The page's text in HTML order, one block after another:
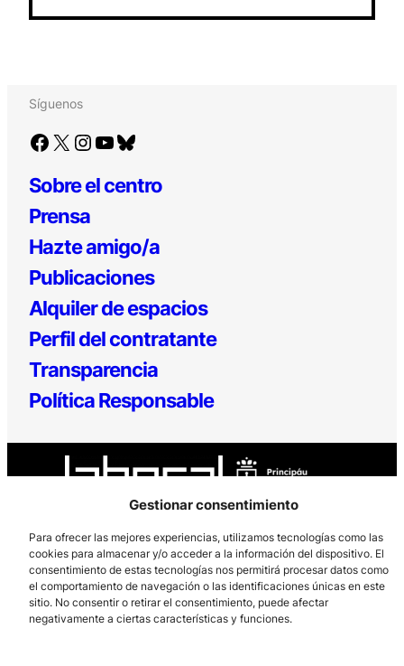
Gestionar consentimiento
Para ofrecer las mejores experiencias, utilizamos tecnologías como las
cookies para almacenar y/o acceder a la información del dispositivo. El
consentimiento de estas tecnologías nos permitirá procesar datos como
el comportamiento de navegación o las identificaciones únicas en este
sitio. No consentir o retirar el consentimiento, puede afectar
negativamente a ciertas características y funciones.
Síguenos
Facebook X Instagram YouTube Bluesky
Sobre el centro
Prensa
Hazte amigo/a
Publicaciones
Alquiler de espacios
Perfil del contratante
Transparencia
Política Responsable
Los Prados, 121 – 33203 Gijón
985 185 577 – info@laboralcentrodearte.org
Contacto